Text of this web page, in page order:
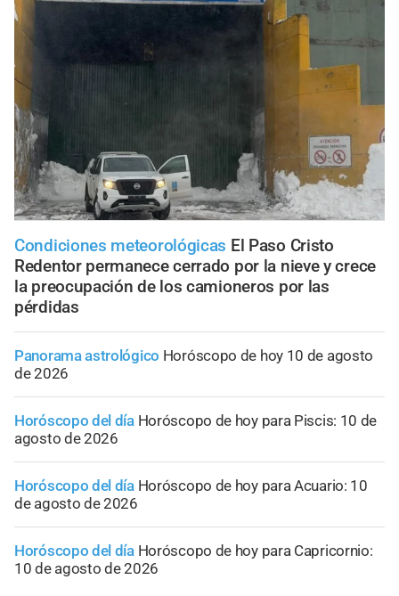
Condiciones meteorológicas El Paso Cristo
Redentor permanece cerrado por la nieve y crece
la preocupación de los camioneros por las
pérdidas
Panorama astrológico Horóscopo de hoy 10 de agosto
de 2026
Horóscopo del día Horóscopo de hoy para Piscis: 10 de
agosto de 2026
Horóscopo del día Horóscopo de hoy para Acuario: 10
de agosto de 2026
Horóscopo del día Horóscopo de hoy para Capricornio:
10 de agosto de 2026